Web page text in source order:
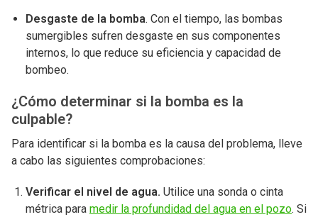
Desgaste de la bomba. Con el tiempo, las bombas
sumergibles sufren desgaste en sus componentes
internos, lo que reduce su eficiencia y capacidad de
bombeo.
¿Cómo determinar si la bomba es la
culpable?
Para identificar si la bomba es la causa del problema, lleve
a cabo las siguientes comprobaciones:
Verificar el nivel de agua. Utilice una sonda o cinta
métrica para medir la profundidad del agua en el pozo. Si